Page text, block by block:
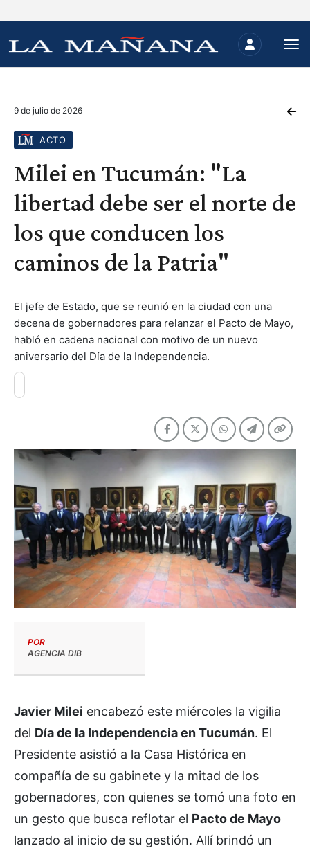
9 de julio de 2026
ACTO
Milei en Tucumán: "La
libertad debe ser el norte de
los que conducen los
caminos de la Patria"
El jefe de Estado, que se reunió en la ciudad con una
decena de gobernadores para relanzar el Pacto de Mayo,
habló en cadena nacional con motivo de un nuevo
aniversario del Día de la Independencia.
POR
AGENCIA DIB
Javier Milei encabezó este miércoles la vigilia
del Día de la Independencia en Tucumán. El
Presidente asistió a la Casa Histórica en
compañía de su gabinete y la mitad de los
gobernadores, con quienes se tomó una foto en
un gesto que busca reflotar el Pacto de Mayo
lanzado al inicio de su gestión. Allí brindó un